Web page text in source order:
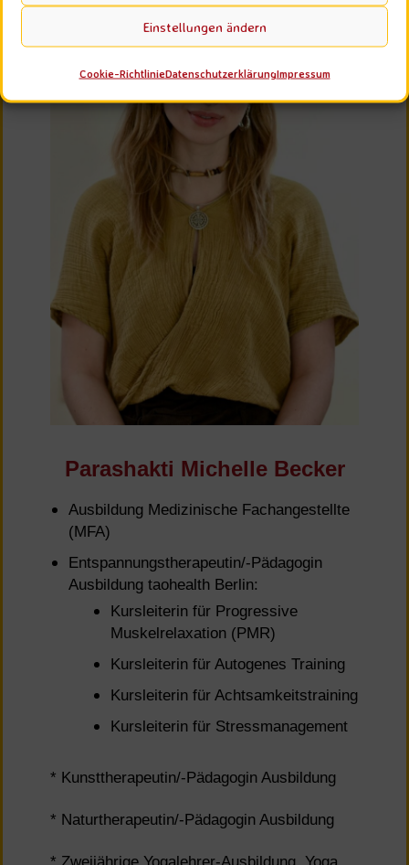
Einstellungen ändern
Cookie-RichtlinieDatenschutzerklärungImpressum
Parashakti Michelle Becker
Ausbildung Medizinische Fachangestellte
(MFA)
Entspannungstherapeutin/-Pädagogin
Ausbildung taohealth Berlin:
Kursleiterin für Progressive
Muskelrelaxation (PMR)
Kursleiterin für Autogenes Training
Kursleiterin für Achtsamkeitstraining
Kursleiterin für Stressmanagement
* Kunsttherapeutin/-Pädagogin Ausbildung
* Naturtherapeutin/-Pädagogin Ausbildung